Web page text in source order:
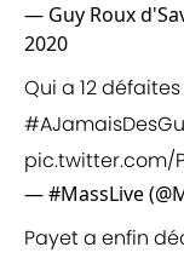
— Guy Roux
2020
Qui a 12
pic.twitter.com/
— #MassLive
Payet a enfin